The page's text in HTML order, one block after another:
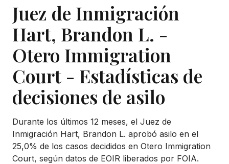
Juez de Inmigración
Hart, Brandon L. -
Otero Immigration
Court - Estadísticas de
decisiones de asilo
Durante los últimos 12 meses, el Juez de
Inmigración Hart, Brandon L. aprobó asilo en el
25,0% de los casos decididos en Otero Immigration
Court, según datos de EOIR liberados por FOIA.